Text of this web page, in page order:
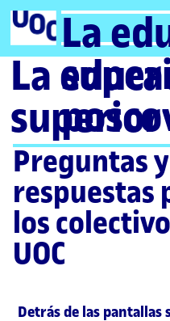
La
La
superior
Preguntas y
respuestas
los
UOC
Detrás de las